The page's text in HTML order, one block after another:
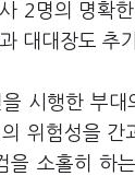
2명의 명확
대대장도 추
시행한 부
위험성을
을 소홀히 하